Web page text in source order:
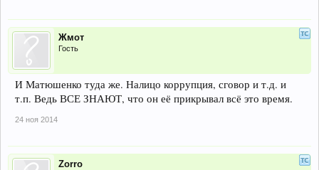
Жмот
Гость
И Матюшенко туда же. Налицо коррупция, сговор и т.д. и
т.п. Ведь ВСЕ ЗНАЮТ, что он её прикрывал всё это время.
24 ноя 2014
Zorro